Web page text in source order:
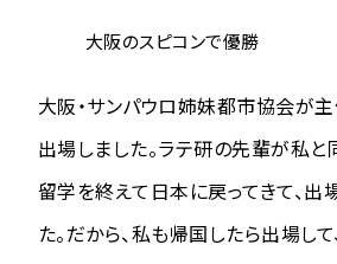
大阪のスピコンで優勝
大阪・サンパウロ姉妹都市協会が主
出場しました。ラテ研の先輩が私と
留学を終えて日本に戻ってきて、出
た。だから、私も帰国したら出場し